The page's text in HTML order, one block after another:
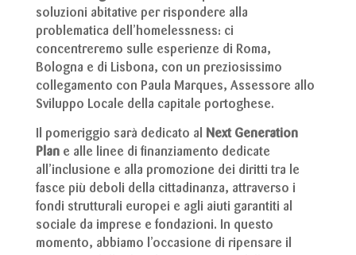
soluzioni abitative per rispondere alla
problematica dell’homelessness: ci
concentreremo sulle esperienze di Roma,
Bologna e di Lisbona, con un preziosissimo
collegamento con Paula Marques, Assessore allo
Sviluppo Locale della capitale portoghese.
Il pomeriggio sarà dedicato al Next Generation
Plane alle linee di finanziamento dedicate
all’inclusione e alla promozione dei diritti tra le
fasce più deboli della cittadinanza, attraverso i
fondi strutturali europei e agli aiuti garantiti al
sociale da imprese e fondazioni. In questo
momento, abbiamo l’occasione di ripensare il